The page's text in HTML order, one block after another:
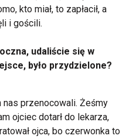
kto miał, to zapłacił, a
i gościli.
udaliście się w
było przydzielone?
przenocowali. Żeśmy
ojciec dotarł do lekarza,
ojca, bo czerwonka to